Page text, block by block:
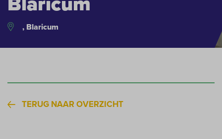
, Blaricum
TERUG NAAR OVERZICHT